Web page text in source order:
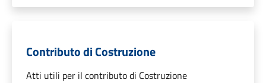
Contributo di Costruzione
Atti utili per il contributo di Costruzione